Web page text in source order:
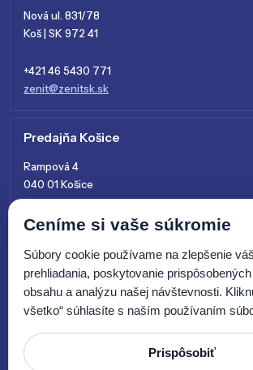
Nová ul. 831/78
Koš | SK 972 41
+421 46 5430 771
zenit@zenitsk.sk
Predajňa Košice
Rampová 4
040 01 Košice
+421 915 761 028
Ceníme si vaše súkromie
Súbory cookie používame na zlepšenie
prehliadania, poskytovanie
obsahu a analýzu našej návštevnosti.
všetko“ súhlasíte s naším používaním
Prispôsobiť